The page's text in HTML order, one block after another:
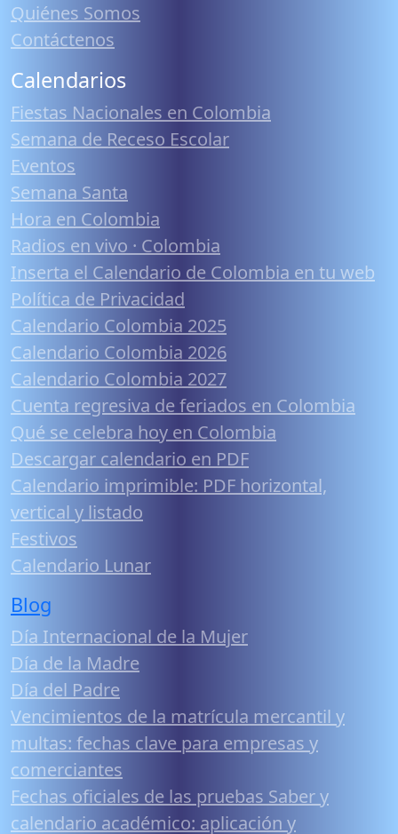
Quiénes Somos
Contáctenos
Calendarios
Fiestas Nacionales en Colombia
Semana de Receso Escolar
Eventos
Semana Santa
Hora en Colombia
Radios en vivo · Colombia
Inserta el Calendario de Colombia en tu web
Política de Privacidad
Calendario Colombia 2025
Calendario Colombia 2026
Calendario Colombia 2027
Cuenta regresiva de feriados en Colombia
Qué se celebra hoy en Colombia
Descargar calendario en PDF
Calendario imprimible: PDF horizontal,
vertical y listado
Festivos
Calendario Lunar
Blog
Día Internacional de la Mujer
Día de la Madre
Día del Padre
Vencimientos de la matrícula mercantil y
multas: fechas clave para empresas y
comerciantes
Fechas oficiales de las pruebas Saber y
calendario académico: aplicación y